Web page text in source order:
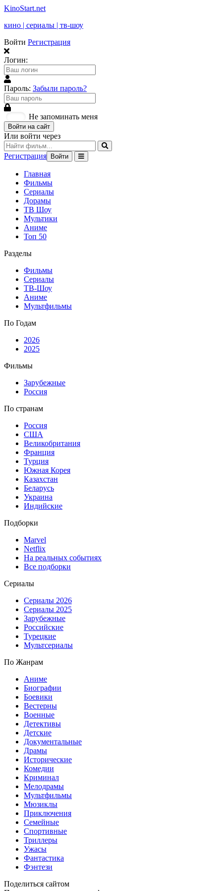
KinoStart.net
кино | сериалы | тв-шоу
Войти Регистрация
Логин:
Пароль: Забыли пароль?
Не запоминать меня
Войти на сайт
Или войти через
Регистрация Войти
Главная
Фильмы
Сериалы
Дорамы
ТВ Шоу
Мультики
Аниме
Топ 50
Разделы
Фильмы
Сериалы
ТВ-Шоу
Аниме
Мультфильмы
По Годам
2026
2025
Фильмы
Зарубежные
Россия
По странам
Россия
США
Великобритания
Франция
Турция
Южная Корея
Казахстан
Беларусь
Украина
Индийские
Подборки
Marvel
Netflix
На реальных событиях
Все подборки
Сериалы
Сериалы 2026
Сериалы 2025
Зарубежные
Российские
Турецкие
Мультсериалы
По Жанрам
Аниме
Биографии
Боевики
Вестерны
Военные
Детективы
Детские
Документальные
Драмы
Исторические
Комедии
Криминал
Мелодрамы
Мультфильмы
Мюзиклы
Приключения
Семейные
Спортивные
Триллеры
Ужасы
Фантастика
Фэнтези
Поделиться сайтом